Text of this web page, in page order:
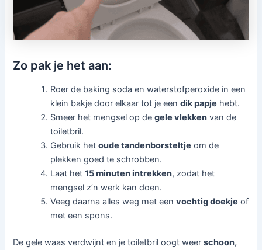
Zo pak je het aan:
Roer de baking soda en waterstofperoxide in een
klein bakje door elkaar tot je eendik papje hebt.
Smeer het mengsel op degele vlekken van de
toiletbril.
Gebruik hetoude tandenborsteltje om de
plekken goed te schrobben.
Laat het15 minuten intrekken, zodat het
mengsel z’n werk kan doen.
Veeg daarna alles weg met eenvochtig doekje of
met een spons.
De gele waas verdwijnt en je toiletbril oogt weerschoon,